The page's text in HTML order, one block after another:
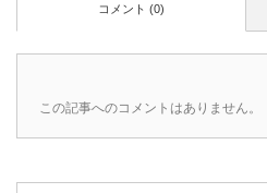
コメント (0)
この記事へのコメントはありません。